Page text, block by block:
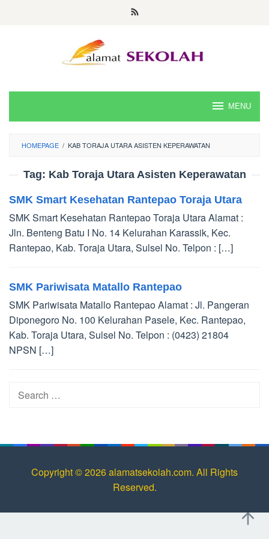
MENU
HOMEPAGE / KAB TORAJA UTARA ASISTEN KEPERAWATAN
Tag: Kab Toraja Utara Asisten Keperawatan
SMK Smart Kesehatan Rantepao Toraja Utara
SMK Smart Kesehatan Rantepao Toraja Utara Alamat :
Jln. Benteng Batu I No. 14 Kelurahan Karassik, Kec.
Rantepao, Kab. Toraja Utara, Sulsel No. Telpon : […]
SMK Pariwisata Matallo Rantepao
SMK Pariwisata Matallo Rantepao Alamat : Jl. Pangeran
Diponegoro No. 100 Kelurahan Pasele, Kec. Rantepao,
Kab. Toraja Utara, Sulsel No. Telpon : (0423) 21804
NPSN […]
Search
Copyright © 2026 alamatsekolah.com. All Rights
Reserved.